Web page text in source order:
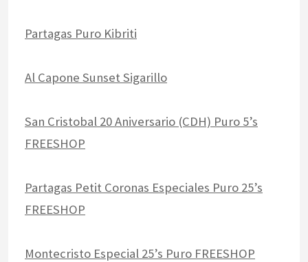
Partagas Puro Kibriti
Al Capone Sunset Sigarillo
San Cristobal 20 Aniversario (CDH) Puro 5’s
FREESHOP
Partagas Petit Coronas Especiales Puro 25’s
FREESHOP
Montecristo Especial 25’s Puro FREESHOP